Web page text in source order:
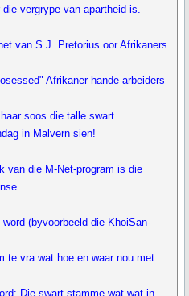
vergrype van apartheid is.
van S.J. Pretorius oor Afrikaners
Afrikaner hande-arbeiders
soos die talle swart
in Malvern sien!
van die M-Net-program is die
(byvoorbeeld die KhoiSan-
te vra wat hoe en waar nou met
Die swart stamme wat wat in